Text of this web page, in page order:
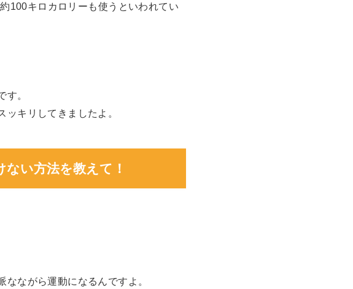
100キロカロリーも使うといわれてい
す。
キリしてきましたよ。
い方法を教えて！
なながら運動になるんですよ。